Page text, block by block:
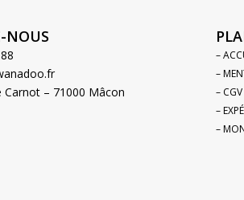
NOUS
Carnot – 71000 Mâcon
–
–
– CGV
–
–